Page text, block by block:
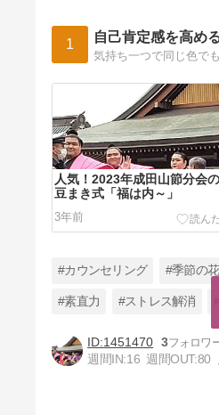
1 自己肯定感を高め
人気！2023年成田山節分会の
豆まき式「福は内～」
3年前
2022年12月色彩で感性を磨
く！お役立ち人気記事ベスト
#カウンセリング #季節の花
#素直力 #ストレス解消
1451470 3
週間IN:16 週間OUT:80